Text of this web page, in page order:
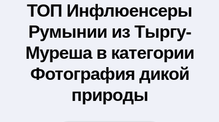
ТОП Инфлюенсеры
Румынии из Тыргу-
Муреша в категории
Фотография дикой
природы